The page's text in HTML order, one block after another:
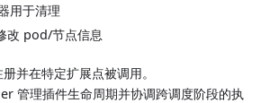
用于清理
改 pod/节点信息
并在特定扩展点被调用。
管理插件生命周期并协调跨调度阶段的执